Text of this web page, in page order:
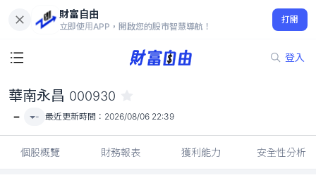
財富自由
立即使用APP，開啟您的股市智慧導航！
打開
登入
-
華南永昌 000930
- - 最近更新時間： 2026/08/06 22:39
個股概覽 財務報表 獲利能力 安全性分析